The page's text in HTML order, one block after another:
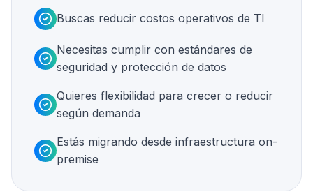
Buscas reducir costos operativos de TI
Necesitas cumplir con estándares de
seguridad y protección de datos
Quieres flexibilidad para crecer o reducir
según demanda
Estás migrando desde infraestructura on-
premise